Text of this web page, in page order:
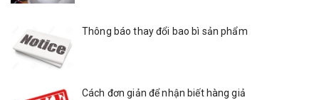
Thông báo thay đổi bao bì sản phẩm
Cách đơn giản để nhận biết hàng giả